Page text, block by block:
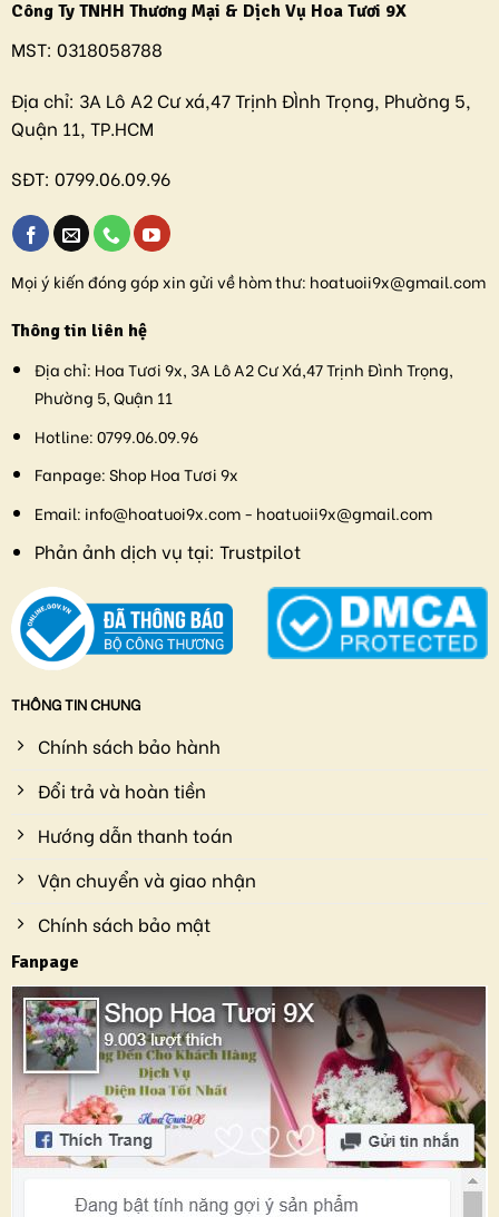
Công Ty TNHH Thương Mại & Dịch Vụ Hoa Tươi 9X
MST: 0318058788
Địa chỉ: 3A Lô A2 Cư xá,47 Trịnh ĐÌnh Trọng, Phường 5,
Quận 11, TP.HCM
SĐT: 0799.06.09.96
Mọi ý kiến đóng góp xin gửi về hòm thư: hoatuoii9x@gmail.com
Thông tin liên hệ
Địa chỉ: Hoa Tươi 9x, 3A Lô A2 Cư Xá,47 Trịnh Đình Trọng,
Phường 5, Quận 11
Hotline:0799.06.09.96
Fanpage:Shop Hoa Tươi 9x
Email: info@hoatuoi9x.com - hoatuoii9x@gmail.com
Phản ảnh dịch vụ tại: Trustpilot
THÔNG TIN CHUNG
Chính sách bảo hành
Đổi trả và hoàn tiền
Hướng dẫn thanh toán
Vận chuyển và giao nhận
Chính sách bảo mật
Fanpage